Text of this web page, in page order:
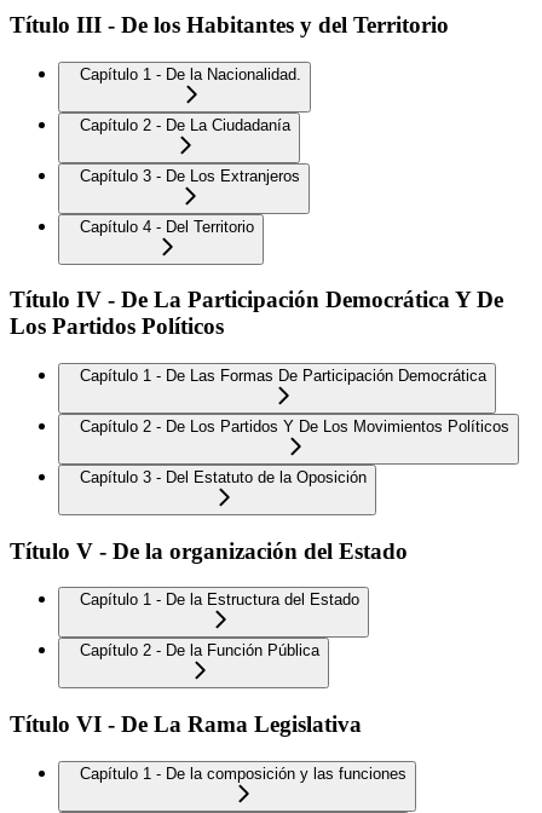
Título III - De los Habitantes y del Territorio
Capítulo 1 - De la Nacionalidad.
Capítulo 2 - De La Ciudadanía
Capítulo 3 - De Los Extranjeros
Capítulo 4 - Del Territorio
Título IV - De La Participación Democrática Y De
Los Partidos Políticos
Capítulo 1 - De Las Formas De Participación Democrática
Capítulo 2 - De Los Partidos Y De Los Movimientos Políticos
Capítulo 3 - Del Estatuto de la Oposición
Título V - De la organización del Estado
Capítulo 1 - De la Estructura del Estado
Capítulo 2 - De la Función Pública
Título VI - De La Rama Legislativa
Capítulo 1 - De la composición y las funciones